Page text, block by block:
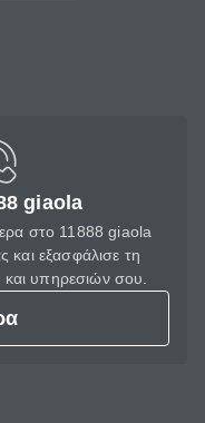
giaola
στο 11888 giaola
και εξασφάλισε τη
υπηρεσιών σου.